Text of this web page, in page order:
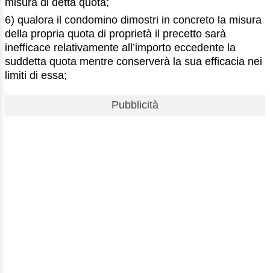
misura di detta quota;
6) qualora il condomino dimostri in concreto la misura
della propria quota di proprietà il precetto sarà
inefficace relativamente all’importo eccedente la
suddetta quota mentre conserverà la sua efficacia nei
limiti di essa;
Pubblicità